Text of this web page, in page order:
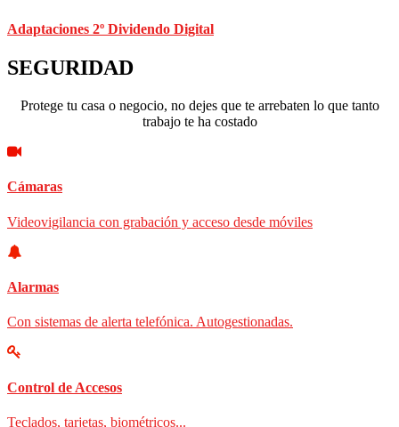
Adaptaciones 2º Dividendo Digital
SEGURIDAD
Protege tu casa o negocio, no dejes que te arrebaten lo que tanto
trabajo te ha costado
Cámaras
Videovigilancia con grabación y acceso desde móviles
Alarmas
Con sistemas de alerta telefónica. Autogestionadas.
Control de Accesos
Teclados, tarjetas, biométricos...